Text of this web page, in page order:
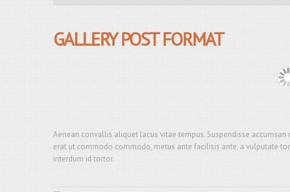
GALLERY POST FORMAT
Aenean convallis aliquet lacus vitae tempus. Suspendisse
erat ut commodo commodo, metus ante facilisis ante, a vulputate
interdum id tortor.